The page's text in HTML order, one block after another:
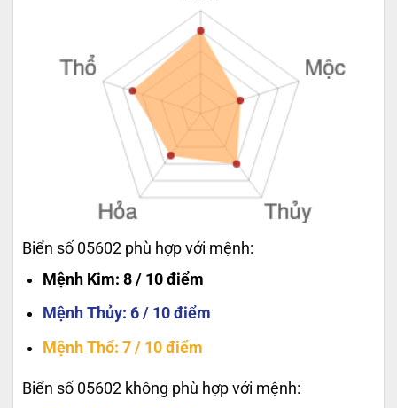
Biển số 05602 phù hợp với mệnh:
Mệnh Kim: 8 / 10 điểm
Mệnh Thủy: 6 / 10 điểm
Mệnh Thổ: 7 / 10 điểm
Biển số 05602 không phù hợp với mệnh: